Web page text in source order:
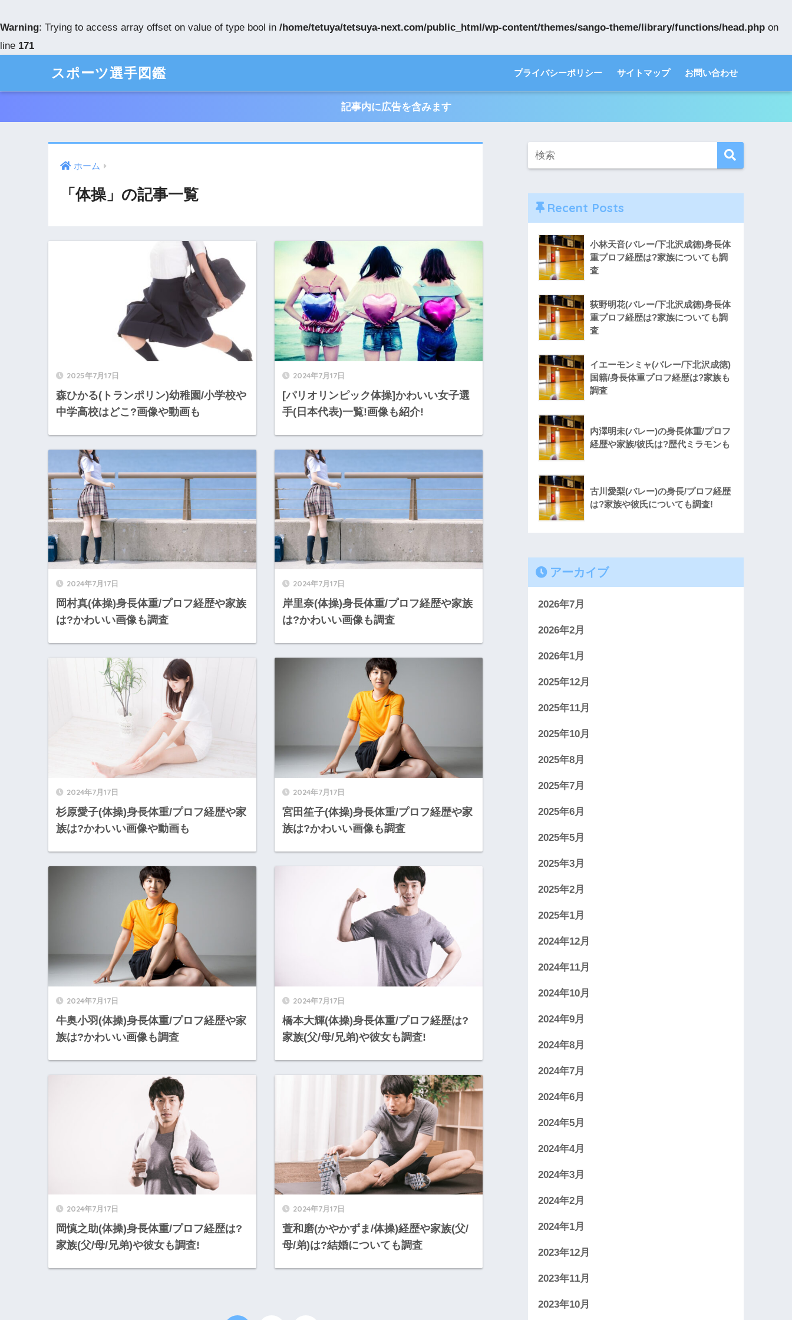
Warning: Trying to access array offset on value of type bool in /home/tetuya/tetsuya-next.com/public_html/wp-content/themes/sango-theme/library/functions/head.php on
line 171
スポーツ選手図鑑 プライバシーポリシー サイトマップ お問い合わせ
記事内に広告を含みます
ホーム
「体操」の記事一覧
2025年7月17日
森ひかる(トランポリン)幼稚園/小学校や
中学高校はどこ?画像や動画も
2024年7月17日
[パリオリンピック体操]かわいい女子選
手(日本代表)一覧!画像も紹介!
2024年7月17日
岡村真(体操)身長体重/プロフ経歴や家族
は?かわいい画像も調査
2024年7月17日
岸里奈(体操)身長体重/プロフ経歴や家族
は?かわいい画像も調査
2024年7月17日
杉原愛子(体操)身長体重/プロフ経歴や家
族は?かわいい画像や動画も
2024年7月17日
宮田笙子(体操)身長体重/プロフ経歴や家
族は?かわいい画像も調査
2024年7月17日
牛奥小羽(体操)身長体重/プロフ経歴や家
族は?かわいい画像も調査
2024年7月17日
橋本大輝(体操)身長体重/プロフ経歴は?
家族(父/母/兄弟)や彼女も調査!
2024年7月17日
岡慎之助(体操)身長体重/プロフ経歴は?
家族(父/母/兄弟)や彼女も調査!
2024年7月17日
萱和磨(かやかずま/体操)経歴や家族(父/
母/弟)は?結婚についても調査
Recent Posts
小林天音(バレー/下北沢成徳)身長体
重プロフ経歴は?家族についても調
査
荻野明花(バレー/下北沢成徳)身長体
重プロフ経歴は?家族についても調
査
イエーモンミャ(バレー/下北沢成徳)
国籍/身長体重プロフ経歴は?家族も
調査
内澤明未(バレー)の身長体重/プロフ
経歴や家族/彼氏は?歴代ミラモンも
古川愛梨(バレー)の身長/プロフ経歴
は?家族や彼氏についても調査!
アーカイブ
2026年7月
2026年2月
2026年1月
2025年12月
2025年11月
2025年10月
2025年8月
2025年7月
2025年6月
2025年5月
2025年3月
2025年2月
2025年1月
2024年12月
2024年11月
2024年10月
2024年9月
2024年8月
2024年7月
2024年6月
2024年5月
2024年4月
2024年3月
2024年2月
2024年1月
2023年12月
2023年11月
2023年10月